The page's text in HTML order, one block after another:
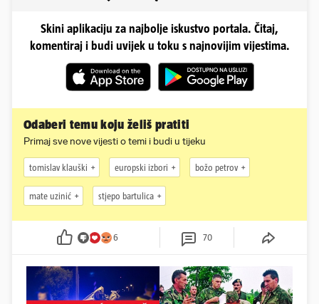
Skini aplikaciju za najbolje iskustvo portala. Čitaj,
komentiraj i budi uvijek u toku s najnovijim vijestima.
Odaberi temu koju želiš pratiti
Primaj sve nove vijesti o temi i budi u tijeku
tomislav klauški europski izbori božo petrov
mate uzinić stjepo bartulica
6 70